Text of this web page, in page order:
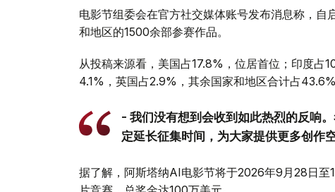
电影节组委会在官方社交媒体账号发布消息称，
和地区的1500余部参赛作品。
从投稿来源看，美国占17.8%，位居首位；印度
4.1%，英国占2.9%，其余国家和地区合计占43.6%
- 我们没有想到会收到如此热烈的反响
定延长征集时间，为大家提供更多创作
据了解，阿斯塔纳AI电影节将于2026年9月28日